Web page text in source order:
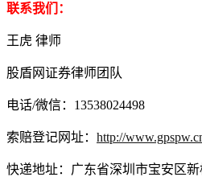
联系我们：
王虎 律师
股盾网证券律师团队
电话/微信：13538024498
索赔登记网址： http://
快递地址：广东省深圳市宝安区